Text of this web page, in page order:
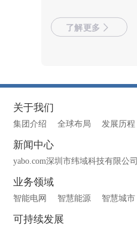
了解更多
关于我们
集团介绍 全球布局 发展历程
新闻中心
yabo.com深圳市纬域科技有限公
业务领域
智能电网 智慧能源 智慧城市
可持续发展